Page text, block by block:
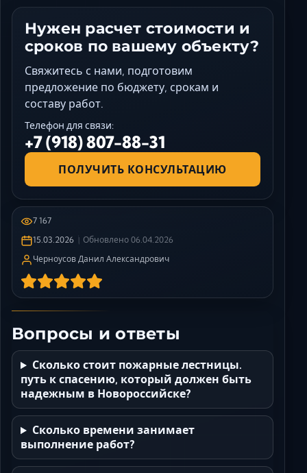
Нужен расчет стоимости и
сроков по вашему объекту?
Свяжитесь с нами, подготовим
предложение по бюджету, срокам и
составу работ.
Телефон для связи:
+7 (918) 807-88-31
ПОЛУЧИТЬ КОНСУЛЬТАЦИЮ
7 167
15.03.2026
Обновлено 06.04.2026
Черноусов Данил Александрович
Вопросы и ответы
Сколько стоит пожарные лестницы.
путь к спасению, который должен быть
надежным в Новороссийске?
Сколько времени занимает
выполнение работ?